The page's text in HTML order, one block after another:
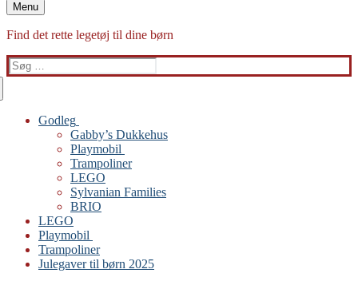
Menu
Find det rette legetøj til dine børn
Søg
efter:
Godleg
Gabby’s Dukkehus
Playmobil
Trampoliner
LEGO
Sylvanian Families
BRIO
LEGO
Playmobil
Trampoliner
Julegaver til børn 2025